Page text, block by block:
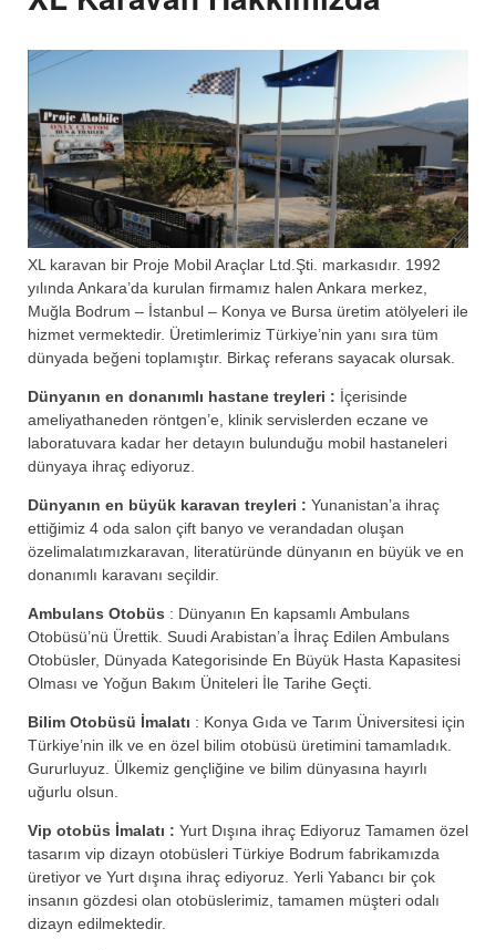
XL karavan bir Proje Mobil Araçlar Ltd.Şti. markasıdır. 1992
yılında Ankara’da kurulan firmamız halen Ankara merkez,
Muğla Bodrum – İstanbul – Konya ve Bursa üretim atölyeleri ile
hizmet vermektedir. Üretimlerimiz Türkiye’nin yanı sıra tüm
dünyada beğeni toplamıştır. Birkaç referans sayacak olursak.
Dünyanın en donanımlı hastane treyleri : İçerisinde
ameliyathaneden röntgen’e, klinik servislerden eczane ve
laboratuvara kadar her detayın bulunduğu mobil hastaneleri
dünyaya ihraç ediyoruz.
Dünyanın en büyük karavan treyleri : Yunanistan’a ihraç
ettiğimiz 4 oda salon çift banyo ve verandadan oluşan
özelimalatımızkaravan, literatüründe dünyanın en büyük ve en
donanımlı karavanı seçildir.
Ambulans Otobüs : Dünyanın En kapsamlı Ambulans
Otobüsü’nü Ürettik. Suudi Arabistan’a İhraç Edilen Ambulans
Otobüsler, Dünyada Kategorisinde En Büyük Hasta Kapasitesi
Olması ve Yoğun Bakım Üniteleri İle Tarihe Geçti.
Bilim Otobüsü İmalatı : Konya Gıda ve Tarım Üniversitesi için
Türkiye’nin ilk ve en özel bilim otobüsü üretimini tamamladık.
Gururluyuz. Ülkemiz gençliğine ve bilim dünyasına hayırlı
uğurlu olsun.
Vip otobüs İmalatı : Yurt Dışına ihraç Ediyoruz Tamamen özel
tasarım vip dizayn otobüsleri Türkiye Bodrum fabrikamızda
üretiyor ve Yurt dışına ihraç ediyoruz. Yerli Yabancı bir çok
insanın gözdesi olan otobüslerimiz, tamamen müşteri odalı
dizayn edilmektedir.